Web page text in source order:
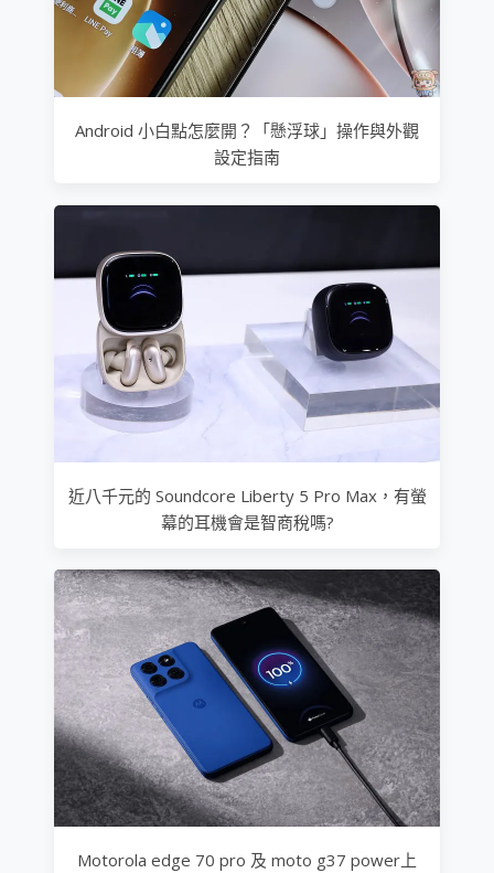
Android 小白點怎麼開？「懸浮球」操作與外觀
設定指南
近八千元的 Soundcore Liberty 5 Pro Max，有螢
幕的耳機會是智商稅嗎?
Motorola edge 70 pro 及 moto g37 power上